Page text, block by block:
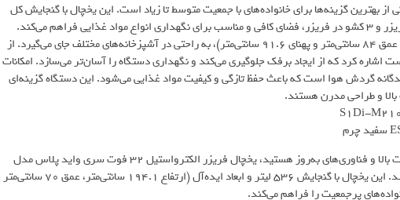
گفت یخچال فریزر ساید بای ساید ۳۲ فوت یکی از بهترین گزینه‌ها برای خانواده‌های با جمعیت متوسط تا زیاد است. این یخچال با گنجایش کل
این مدل با طراحی زیبا و ابعاد مناسب (ارتفاع ۱۸۱.۶ سانتی‌متر، عمق ۸۴ سانتی‌متر و پهنای ۹۱.۶ سانتی‌متر)، به راحتی در آشپزخانه‌های مختلف جای می‌گیرد. از
کرد که از ایجاد برفک جلوگیری می‌کند و نگهداری دستگاه را آسان‌تر می‌سازد. امکانات
گردش هوا است که باعث حفظ تازگی و کیفیت مواد غذایی می‌شود. این دستگاه گزینه‌ای
و طراحی مدرن هستند.
اگر به دنبال یخچال فریزر ساید بای ساید با طراحی مدرن، ظرفیت بالا و فناوری‌های به‌روز هستید، یخچال فریزر الکترواستیل 32 فوت سری واید پلاس مدل
ES۳۲ در رنگ سفید چرم می‌تواند انتخابی مناسب برای شما باشد. این یخچال با گنجایش ۵۳۶ لیتر و ابعاد ایده‌آل (ارتفاع ۱۹۴.۱ سانتی‌متر، عمق ۷۰ سانتی‌متر